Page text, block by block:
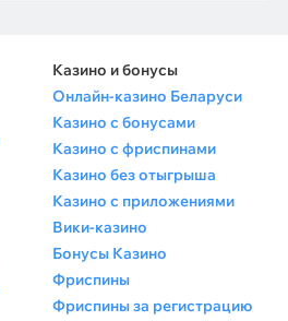
Казино и бонусы
Онлайн-казино Беларуси
Казино с бонусами
Казино с фриспинами
Казино без отыгрыша
Казино с приложениями
Вики-казино
Бонусы Казино
Фриспины
Фриспины за регистрацию